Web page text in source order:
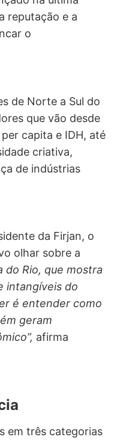
reputação e a
o
de Norte a Sul do
que vão desde
capita e IDH, até
criativa,
de indústrias
da Firjan, o
olhar sobre a
do Rio, que mostra
intangíveis do
é entender como
geram
afirma
em três categorias